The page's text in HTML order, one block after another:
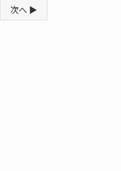
次へ ▶